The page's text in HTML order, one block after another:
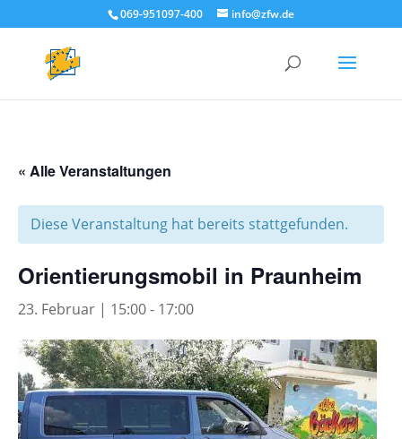
069-951097-400 info@zfw.de
« Alle Veranstaltungen
Diese Veranstaltung hat bereits stattgefunden.
Orientierungsmobil in Praunheim
23. Februar | 15:00- 17:00